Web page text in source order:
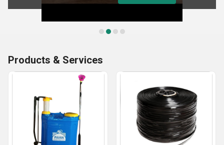
Products & Services